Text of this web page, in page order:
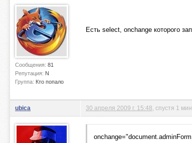
Сообщения: 81
Репутация: N
Группа: Кто попало
Есть select, onchange которого
ubica 30 апреля 2009 г. 15:48 , спустя 1